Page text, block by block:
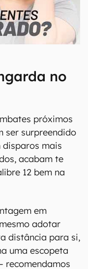
no
próximos
ser surpreendido
mais
acabam te
12 bem na
em
adotar
distância para si,
uma escopeta
recomendamos